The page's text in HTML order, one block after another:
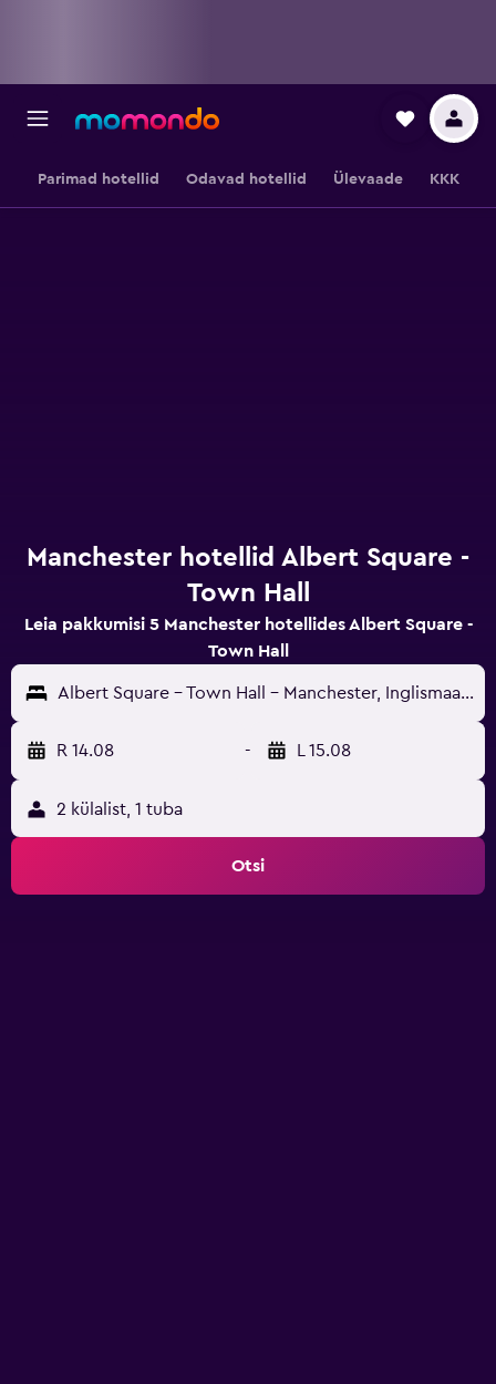
Parimad hotellid Odavad hotellid Ülevaade KKK
Manchester hotellid Albert Square -
Town Hall
Leia pakkumisi 5 Manchester hotellides Albert Square -
Town Hall
Albert Square - Town Hall - Manchester, Inglismaa, Suurbritannia
R 14.08 - L 15.08
2 külalist, 1 tuba
Otsi